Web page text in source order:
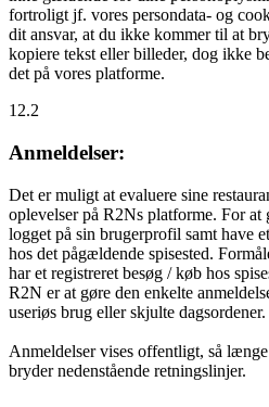
fortroligt jf. vores persondata- og
dit ansvar, at du ikke kommer til at
kopiere tekst eller billeder, dog ikke
det på vores platforme.
12.2
Anmeldelser:
Det er muligt at evaluere sine
oplevelser på R2Ns platforme. For at
logget på sin brugerprofil samt have
hos det pågældende spisested.
har et registreret besøg / køb hos
R2N er at gøre den enkelte
useriøs brug eller skjulte dagsordener.
Anmeldelser vises offentligt, så
bryder nedenstående retningslinjer.